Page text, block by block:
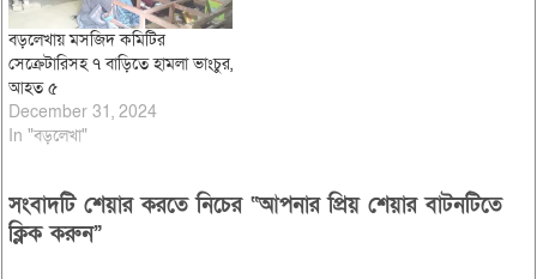
বড়লেখায় মসজিদ কমিটির
সেক্রেটারিসহ ৭ বাড়িতে হামলা ভাংচুর,
আহত ৫
December 31, 2024
In "বড়লেখা"
সংবাদটি শেয়ার করতে নিচের “আপনার প্রিয় শেয়ার বাটনটিতে
ক্লিক করুন”